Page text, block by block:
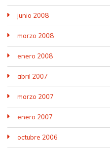
junio 2008
marzo 2008
enero 2008
abril 2007
marzo 2007
enero 2007
octubre 2006